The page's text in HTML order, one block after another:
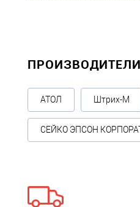
ПРОИЗВОДИТЕЛИ
АТОЛ Штрих-М
СЕЙКО ЭПСОН